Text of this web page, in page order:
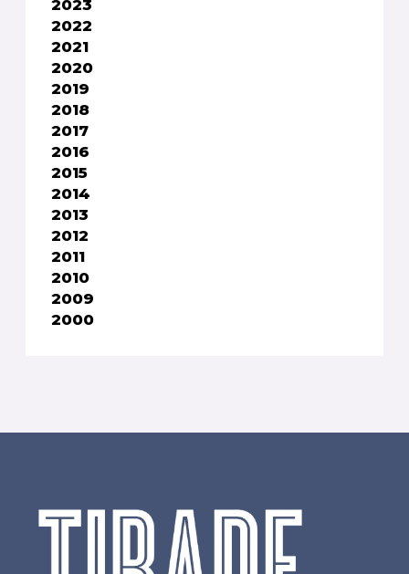
2023
2022
2021
2020
2019
2018
2017
2016
2015
2014
2013
2012
2011
2010
2009
2000